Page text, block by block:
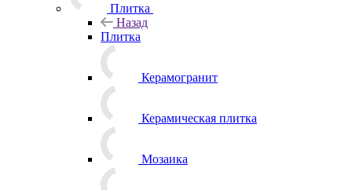
Плитка
Назад
Плитка
Керамогранит
Керамическая плитка
Мозаика